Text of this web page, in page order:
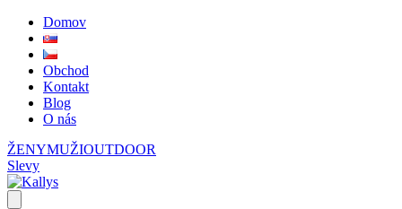
Domov
Obchod
Kontakt
Blog
O nás
ŽENYMUŽIOUTDOOR
Slevy